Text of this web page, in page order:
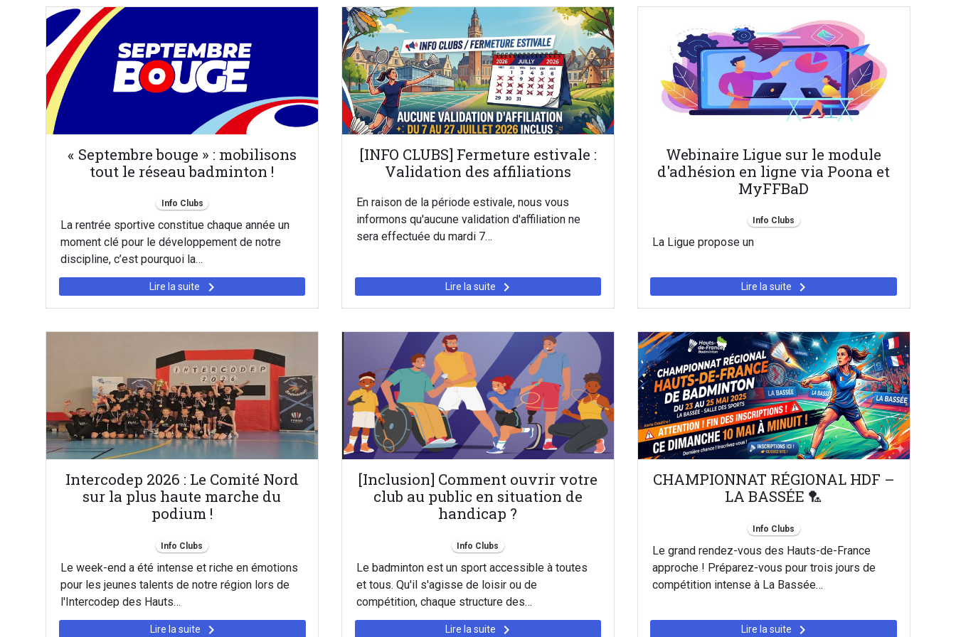
« Septembre bouge » : mobilisons
tout le réseau badminton !
Info Clubs
La rentrée sportive constitue chaque année un
moment clé pour le développement de notre
discipline, c’est pourquoi la…
Lire la suite keyboard_arrow_right
[INFO CLUBS] Fermeture estivale :
Validation des affiliations
En raison de la période estivale, nous vous
informons qu'aucune validation d'affiliation ne
sera effectuée du mardi 7…
Lire la suite keyboard_arrow_right
Webinaire Ligue sur le module
d'adhésion en ligne via Poona et
MyFFBaD
Info Clubs
La Ligue propose un
Lire la suite keyboard_arrow_right
Intercodep 2026 : Le Comité Nord
sur la plus haute marche du
podium !
Info Clubs
Le week-end a été intense et riche en émotions
pour les jeunes talents de notre région lors de
l'Intercodep des Hauts…
Lire la suite keyboard_arrow_right
[Inclusion] Comment ouvrir votre
club au public en situation de
handicap ?
Info Clubs
Le badminton est un sport accessible à toutes
et tous. Qu'il s'agisse de loisir ou de
compétition, chaque structure des…
Lire la suite keyboard_arrow_right
CHAMPIONNAT RÉGIONAL HDF –
LA BASSÉE 🏸
Info Clubs
Le grand rendez-vous des Hauts-de-France
approche ! Préparez-vous pour trois jours de
compétition intense à La Bassée…
Lire la suite keyboard_arrow_right